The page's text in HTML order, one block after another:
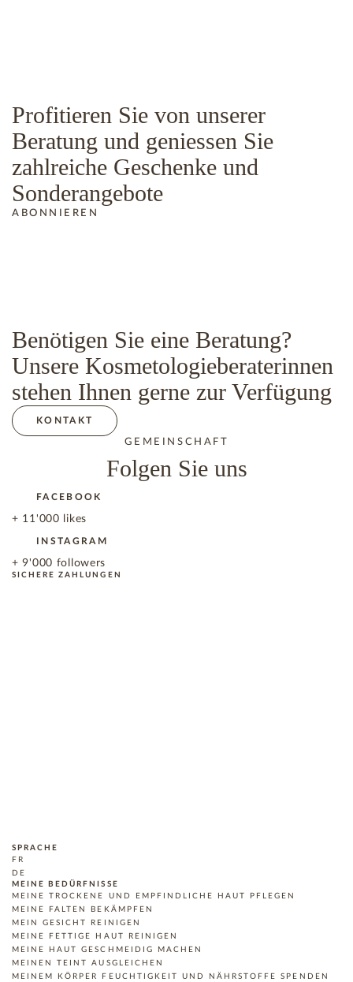
Profitieren Sie von unserer
Beratung und geniessen Sie
zahlreiche Geschenke und
Sonderangebote
ABONNIEREN
Benötigen Sie eine Beratung?
Unsere Kosmetologieberaterinnen
stehen Ihnen gerne zur Verfügung
KONTAKT
GEMEINSCHAFT
Folgen Sie uns
FACEBOOK
+ 11'000 likes
INSTAGRAM
+ 9'000 followers
SICHERE ZAHLUNGEN
SPRACHE
FR
DE
MEINE BEDÜRFNISSE
MEINE TROCKENE UND EMPFINDLICHE HAUT PFLEGEN
MEINE FALTEN BEKÄMPFEN
MEIN GESICHT REINIGEN
MEINE FETTIGE HAUT REINIGEN
MEINE HAUT GESCHMEIDIG MACHEN
MEINEN TEINT AUSGLEICHEN
MEINEM KÖRPER FEUCHTIGKEIT UND NÄHRSTOFFE SPENDEN